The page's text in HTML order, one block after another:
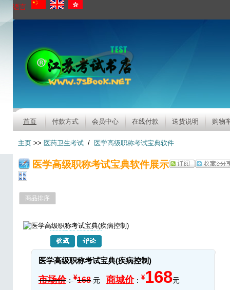
语言:
首页 付款方式 会员中心 在线付款 送货说明 购物
主页 >> 医药卫生考试 / 医学高级职称考试宝典软件
医学高级职称考试宝典软件展示
商品排序
医学高级职称考试宝典(疾病控制)
市场价：¥168元 商城价： ¥168元